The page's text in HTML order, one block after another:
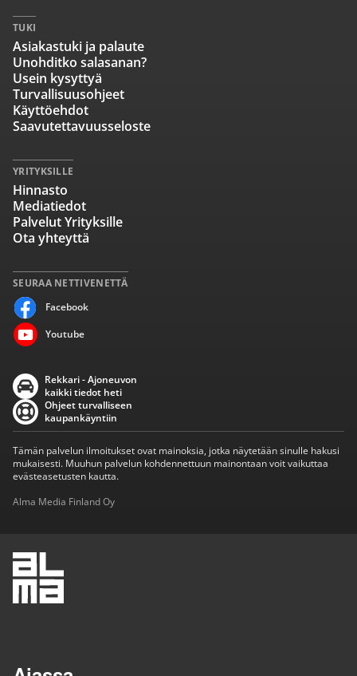
SEURAA NETTIVENETTÄ
Facebook
Youtube
TUKI
Asiakastuki ja palaute
Unohditko salasanan?
Usein kysyttyä
Turvallisuusohjeet
Käyttöehdot
Saavutettavuusseloste
YRITYKSILLE
Hinnasto
Mediatiedot
Palvelut Yrityksille
Ota yhteyttä
Rekkari - Ajoneuvon
kaikki tiedot heti
Ohjeet turvalliseen
kaupankäyntiin
Tämän palvelun ilmoitukset ovat mainoksia, jotka näytetään sinulle hakusi
mukaisesti. Muuhun palvelun kohdennettuun mainontaan voit vaikuttaa
evästeasetusten kautta.
Alma Media Finland Oy